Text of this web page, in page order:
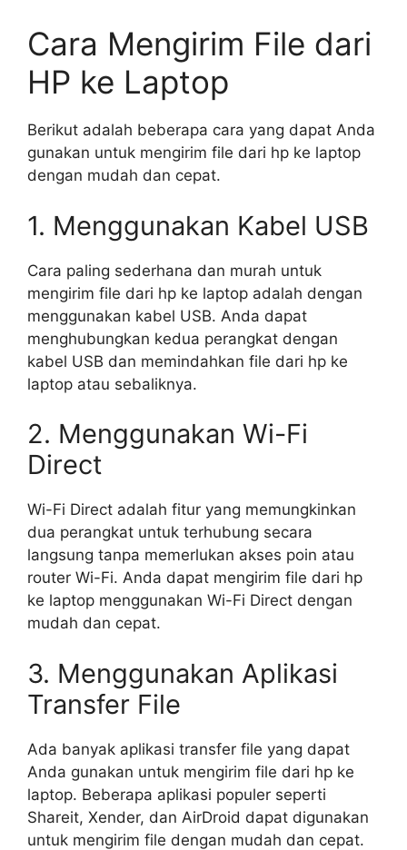
Cara Mengirim File dari
HP ke Laptop
Berikut adalah beberapa cara yang dapat Anda
gunakan untuk mengirim file dari hp ke laptop
dengan mudah dan cepat.
1. Menggunakan Kabel USB
Cara paling sederhana dan murah untuk
mengirim file dari hp ke laptop adalah dengan
menggunakan kabel USB. Anda dapat
menghubungkan kedua perangkat dengan
kabel USB dan memindahkan file dari hp ke
laptop atau sebaliknya.
2. Menggunakan Wi-Fi
Direct
Wi-Fi Direct adalah fitur yang memungkinkan
dua perangkat untuk terhubung secara
langsung tanpa memerlukan akses poin atau
router Wi-Fi. Anda dapat mengirim file dari hp
ke laptop menggunakan Wi-Fi Direct dengan
mudah dan cepat.
3. Menggunakan Aplikasi
Transfer File
Ada banyak aplikasi transfer file yang dapat
Anda gunakan untuk mengirim file dari hp ke
laptop. Beberapa aplikasi populer seperti
Shareit, Xender, dan AirDroid dapat digunakan
untuk mengirim file dengan mudah dan cepat.